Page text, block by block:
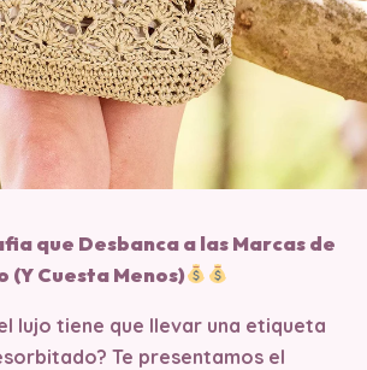
que Desbanca a las Marcas de
(Y Cuesta Menos)
lujo tiene que llevar una etiqueta
Te presentamos el